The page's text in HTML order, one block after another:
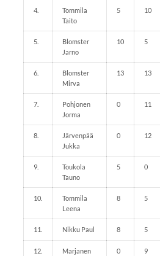
4.
Tommila
Taito
5 10
5.
Blomster
Jarno
10 5
6.
Blomster
Mirva
13 13
7.
Pohjonen
Jorma
0 11
8.
Järvenpää
Jukka
0 12
9.
Toukola
Tauno
5 0
10.
Tommila
Leena
8 5
11. Nikku Paul 8 5
12.
Marjanen
0 9